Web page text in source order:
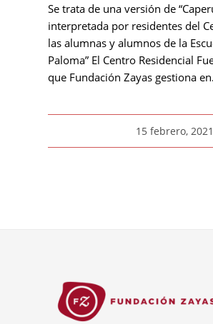
Se trata de una versión de
interpretada por residentes del
las alumnas y alumnos de la
Paloma” El Centro Residencial
que Fundación Zayas gestiona
15 febrero, 2021